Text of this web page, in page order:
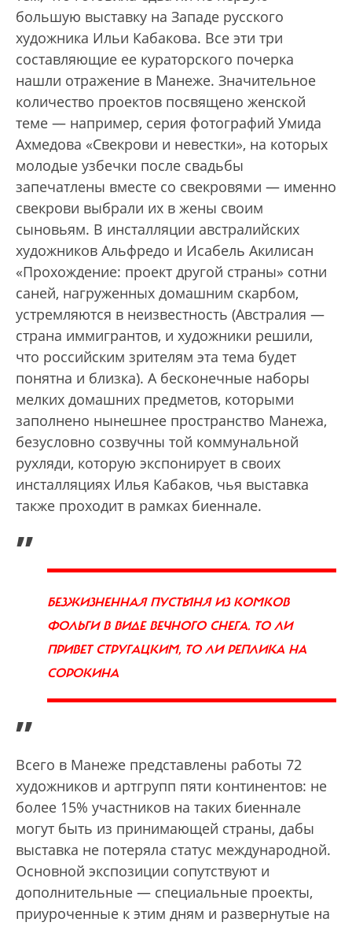
большую выставку на Западе русского
художника Ильи Кабакова. Все эти три
составляющие ее кураторского почерка
нашли отражение в Манеже. Значительное
количество проектов посвящено женской
теме — например, серия фотографий Умида
Ахмедова «Свекрови и невестки», на которых
молодые узбечки после свадьбы
запечатлены вместе со свекровями — именно
свекрови выбрали их в жены своим
сыновьям. В инсталляции австралийских
художников Альфредо и Исабель Акилисан
«Прохождение: проект другой страны» сотни
саней, нагруженных домашним скарбом,
устремляются в неизвестность (Австралия —
страна иммигрантов, и художники решили,
что российским зрителям эта тема будет
понятна и близка). А бесконечные наборы
мелких домашних предметов, которыми
заполнено нынешнее пространство Манежа,
безусловно созвучны той коммунальной
рухляди, которую экспонирует в своих
инсталляциях Илья Кабаков, чья выставка
также проходит в рамках биеннале.
„
БЕЗЖИЗНЕННАЯ ПУСТЫНЯ ИЗ КОМКОВ
ФОЛЬГИ В ВИДЕ ВЕЧНОГО СНЕГА. ТО ЛИ
ПРИВЕТ СТРУГАЦКИМ, ТО ЛИ РЕПЛИКА НА
СОРОКИНА
”
Всего в Манеже представлены работы 72
художников и артгрупп пяти континентов: не
более 15% участников на таких биеннале
могут быть из принимающей страны, дабы
выставка не потеряла статус международной.
Основной экспозиции сопутствуют и
дополнительные — специальные проекты,
приуроченные к этим дням и развернутые на